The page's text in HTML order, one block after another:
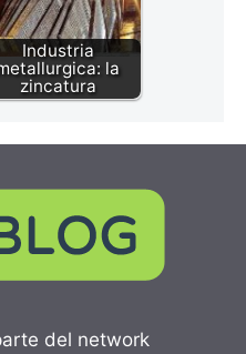
Industria
la
zincatura
del network